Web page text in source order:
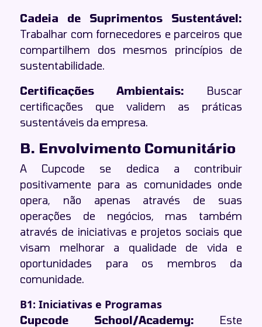
Cadeia de Suprimentos Sustentável:
Trabalhar com fornecedores e parceiros que
compartilhem dos mesmos princípios de
sustentabilidade.
Certificações Ambientais: Buscar
certificações que validem as práticas
sustentáveis da empresa.
B. Envolvimento Comunitário
A Cupcode se dedica a contribuir
positivamente para as comunidades onde
opera, não apenas através de suas
operações de negócios, mas também
através de iniciativas e projetos sociais que
visam melhorar a qualidade de vida e
oportunidades para os membros da
comunidade.
B1: Iniciativas e Programas
Cupcode School/Academy: Este